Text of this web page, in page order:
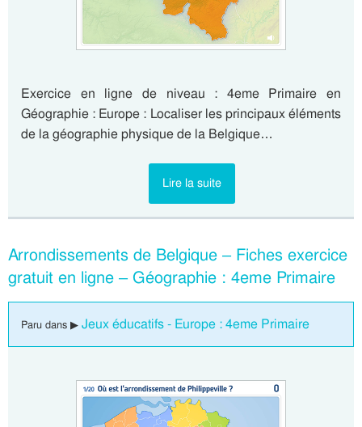
Exercice en ligne de niveau : 4eme Primaire en
Géographie : Europe : Localiser les principaux éléments
de la géographie physique de la Belgique…
Lire la suite
Arrondissements de Belgique – Fiches exercice
gratuit en ligne – Géographie : 4eme Primaire
Paru dans ▶ Jeux éducatifs - Europe : 4eme Primaire